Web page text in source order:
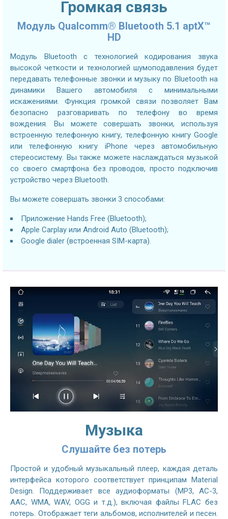
Громкая связь
Модуль Qualcomm® Bluetooth 5.1 aptX™
HD
Модуль Bluetooth с технологией кодирования звука
высокой четкости и технологией шумоподавления будет
передавать телефонные звонки и музыку по Bluetooth на
динамики Вашего автомобиля с минимальными
искажениями. Функция громкой связи позволяет Вам
безопасно разговаривать по телефону во время
вождения. Вы можете совершать звонки, используя
встроенную телефонную книгу, телефонную книгу Google
или телефонную книгу iPhone через автомобильную
стереосистему. Вы также можете наслаждаться музыкой
со своего смартфона без проводов, просто подключив
устройство через Bluetooth.
Вы можете совершать звонки 3 способами:
Приложение Hands Free (Bluetooth);
Apple Carplay или Android Auto (Bluetooth);
Google dialer (встроенная SIM-карта).
Музыка
Слушайте без потерь
Простой и удобный музыкальный плеер, каждая деталь
интерфейса которого соответствует принципам Material
Design. Поддерживает все аудиоформаты (MP3, AC-3,
AAC, WMA, WAV, OGG и т.д.), включая файлы FLAC без
потерь. Отображает теги альбомов, исполнителей и песен.